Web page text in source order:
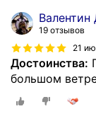
19 отзывов
21
Достоинства:
большом